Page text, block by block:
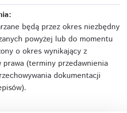
będą przez okres niezbędny
powyżej lub do momentu
o okres wynikający z
(terminy przedawnienia
dokumentacji